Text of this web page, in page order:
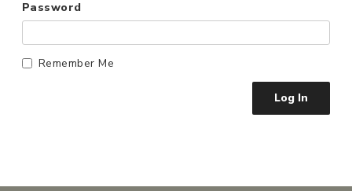
Password
Remember Me